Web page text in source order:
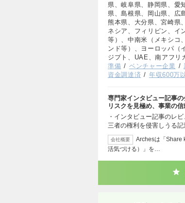
県、岐阜県、静岡県、愛
県、島根県、岡山県、広
熊本県、大分県、宮崎県
ネシア、フィリピン、イ
等）、中南米（メキシコ
ンド等）、ヨーロッパ（
ジプト、UAE、南アフリ
準備
ベンチャー企業
資金調達済
年収600万
専門家インタビュー記事
リスクを見極め、事業の
・インタビュー記事のレ
三者の権利を侵害しうる
会社概要
Archesは「Share
活気づける）」を…